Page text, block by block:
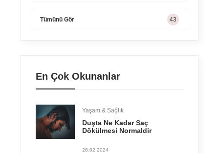
Tümünü Gör 55
En Çok Okunanlar
Yaşam & Sağlık
Duşta Ne Kadar Saç
Dökülmesi Normaldir
28.02.2024